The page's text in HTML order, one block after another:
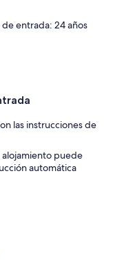
entrada: 24 años
las instrucciones de
puede
automática